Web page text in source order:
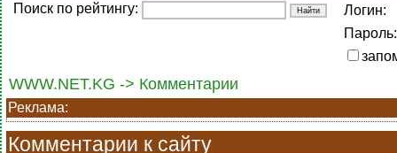
Поиск по рейтингу:
Логин:
Пароль:
WWW.NET.KG -> Комментарии
Реклама:
Комментарии к сайту